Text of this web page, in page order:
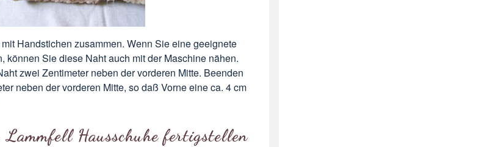
Handstichen zusammen. Wenn Sie eine geeignete
können Sie diese Naht auch mit der Maschine nähen.
zwei Zentimeter neben der vorderen Mitte. Beenden
neben der vorderen Mitte, so daß Vorne eine ca. 4 cm
Hausschuhe fertigstellen